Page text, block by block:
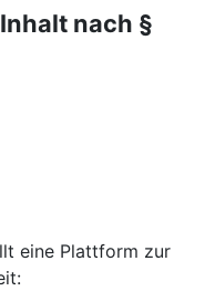
nach §
eine Plattform zur